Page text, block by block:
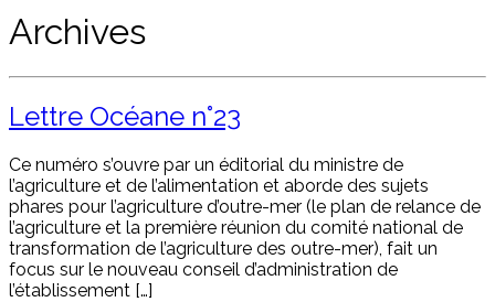
Archives
Lettre Océane n°23
Ce numéro s’ouvre par un éditorial du ministre de
l’agriculture et de l’alimentation et aborde des sujets
phares pour l’agriculture d’outre-mer (le plan de relance de
l’agriculture et la première réunion du comité national de
transformation de l’agriculture des outre-mer), fait un
focus sur le nouveau conseil d’administration de
l’établissement […]